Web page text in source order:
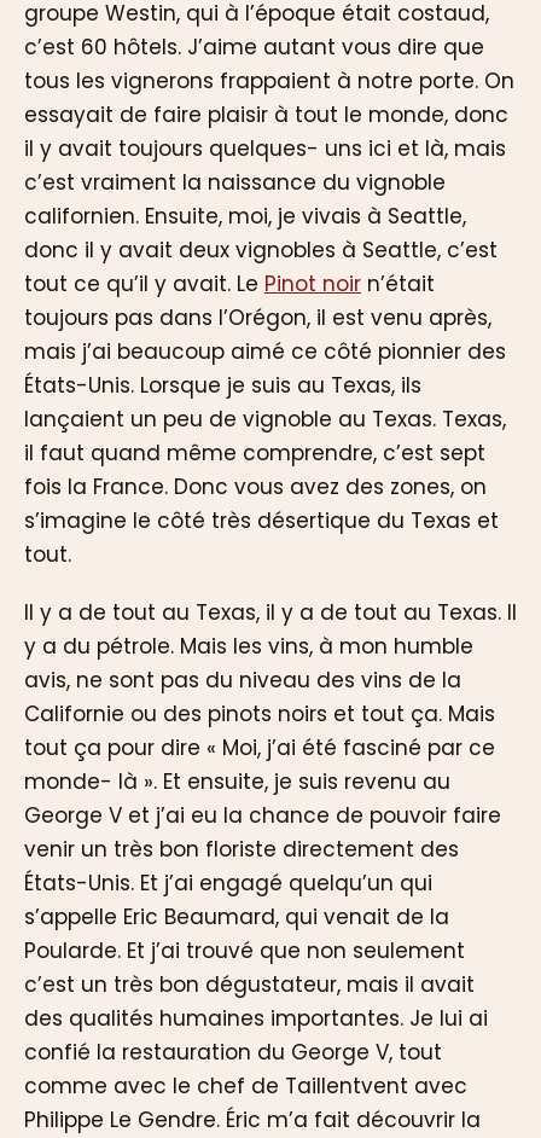
groupe Westin, qui à l’époque était costaud,
c’est 60 hôtels. J’aime autant vous dire que
tous les vignerons frappaient à notre porte. On
essayait de faire plaisir à tout le monde, donc
il y avait toujours quelques- uns ici et là, mais
c’est vraiment la naissance du vignoble
californien. Ensuite, moi, je vivais à Seattle,
donc il y avait deux vignobles à Seattle, c’est
tout ce qu’il y avait. Le Pinot noir n’était
toujours pas dans l’Orégon, il est venu après,
mais j’ai beaucoup aimé ce côté pionnier des
États-Unis. Lorsque je suis au Texas, ils
lançaient un peu de vignoble au Texas. Texas,
il faut quand même comprendre, c’est sept
fois la France. Donc vous avez des zones, on
s’imagine le côté très désertique du Texas et
tout.
Il y a de tout au Texas, il y a de tout au Texas. Il
y a du pétrole. Mais les vins, à mon humble
avis, ne sont pas du niveau des vins de la
Californie ou des pinots noirs et tout ça. Mais
tout ça pour dire « Moi, j’ai été fasciné par ce
monde- là ». Et ensuite, je suis revenu au
George V et j’ai eu la chance de pouvoir faire
venir un très bon floriste directement des
États-Unis. Et j’ai engagé quelqu’un qui
s’appelle Eric Beaumard, qui venait de la
Poularde. Et j’ai trouvé que non seulement
c’est un très bon dégustateur, mais il avait
des qualités humaines importantes. Je lui ai
confié la restauration du George V, tout
comme avec le chef de Taillentvent avec
Philippe Le Gendre. Éric m’a fait découvrir la